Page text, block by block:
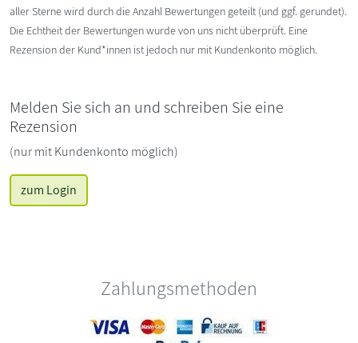
aller Sterne wird durch die Anzahl Bewertungen geteilt (und ggf. gerundet).
Die Echtheit der Bewertungen wurde von uns nicht überprüft. Eine
Rezension der Kund*innen ist jedoch nur mit Kundenkonto möglich.
Melden Sie sich an und schreiben Sie eine
Rezension
(nur mit Kundenkonto möglich)
zum Login
Zahlungsmethoden